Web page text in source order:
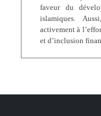
faveur du
islamiques.
activement à
et d’inclusion